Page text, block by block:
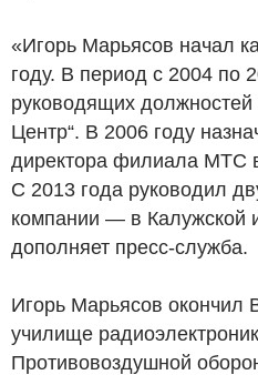
«Игорь Марьясов начал
году. В период с 2004 по
руководящих
Центр“. В 2006 году
директора филиала МТС
С 2013 года руководил
компании — в Калужской
дополняет пресс-служба.
Игорь Марьясов окончил
училище
Противовоздушной